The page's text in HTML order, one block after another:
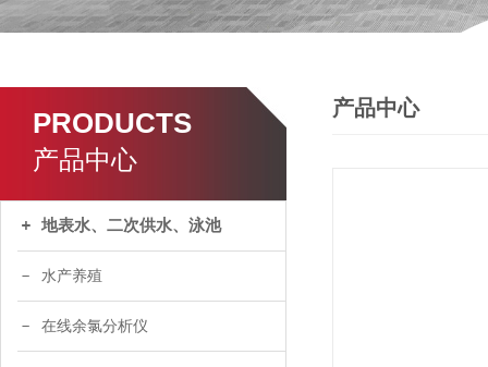
PRODUCTS
产品中心
地表水、二次供水、泳池
水产养殖
在线余氯分析仪
产品中心